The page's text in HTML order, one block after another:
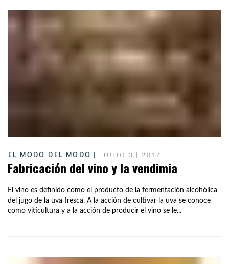
EL MODO DEL MODO JULIO 3 | 2017
Fabricación del vino y la vendimia
El vino es definido como el producto de la fermentación alcohólica
del jugo de la uva fresca. A la acción de cultivar la uva se conoce
como viticultura y a la acción de producir el vino se le...